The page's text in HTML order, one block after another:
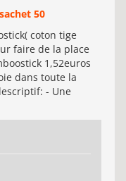
50
coton tige
faire de la place
1,52euros
dans toute la
- Une